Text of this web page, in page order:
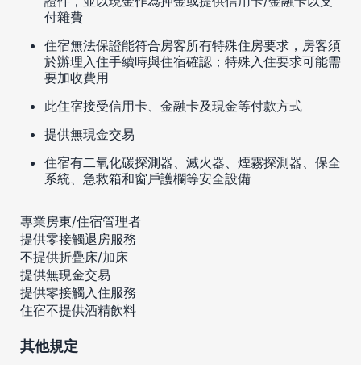
付雜費
住宿無法保證能符合房客所有特殊住房要求，房客須
於辦理入住手續時與住宿確認；特殊入住要求可能需
要加收費用
此住宿接受信用卡、金融卡及現金等付款方式
提供無現金交易
住宿有二氧化碳探測器、滅火器、煙霧探測器、保全
系統、急救箱和窗戶護欄等安全設備
專業房東/住宿管理者
提供零接觸退房服務
不提供折疊床/加床
提供無現金交易
提供零接觸入住服務
住宿不提供酒精飲料
其他規定